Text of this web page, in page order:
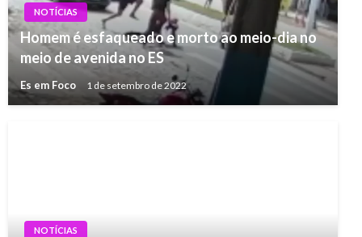
NOTÍCIAS
Homem é esfaqueado e morto ao meio-dia no
meio de avenida no ES
Es em Foco 1 de setembro de 2022
NOTÍCIAS